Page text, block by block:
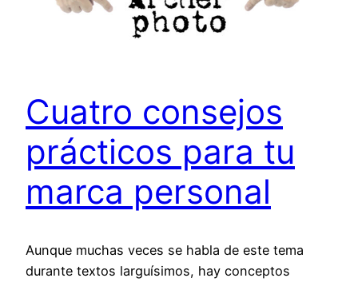
Cuatro consejos
prácticos para tu
marca personal
Aunque muchas veces se habla de este tema
durante textos larguísimos, hay conceptos